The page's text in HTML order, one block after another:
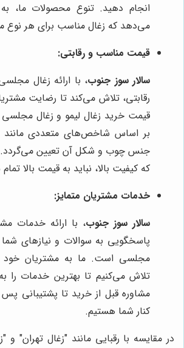
انجام دهید. تنوع محصولات ما،
می‌دهد که زغال مناسب برای هر نوع
قیمت مناسب و رقابتی:
سالار سوز جنوب، با ارائه زغال
رقابتی، تلاش می‌کند تا رضایت
قیمت خرید زغال لیمو و زغال
بر اساس شاخص‌های متعددی مانند
جنس چوب و شکل آن تعیین می‌گردد.
که کیفیت بالا، نباید به قیمت بالا
خدمات مشتریان متمایز:
سالار سوز جنوب، با ارائه خدمات
پاسخگویی به سوالات و نیازهای شما
مجلسی است. ما به مشتریان
تلاش می‌کنیم تا بهترین خدمات را به
مشاوره قبل از خرید تا پشتیبانی
کنار شما هستیم.
در مقایسه با رقبایی مانند "زغال تهران" و